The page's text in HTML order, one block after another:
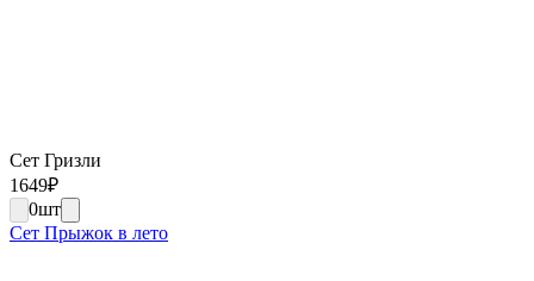
Сет Гризли
1649₽
0шт
Сет Прыжок в лето